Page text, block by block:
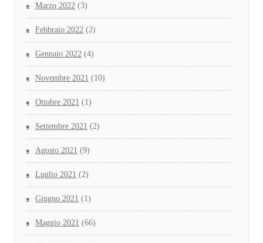
Marzo 2022 (3)
Febbraio 2022 (2)
Gennaio 2022 (4)
Novembre 2021 (10)
Ottobre 2021 (1)
Settembre 2021 (2)
Agosto 2021 (9)
Luglio 2021 (2)
Giugno 2021 (1)
Maggio 2021 (66)